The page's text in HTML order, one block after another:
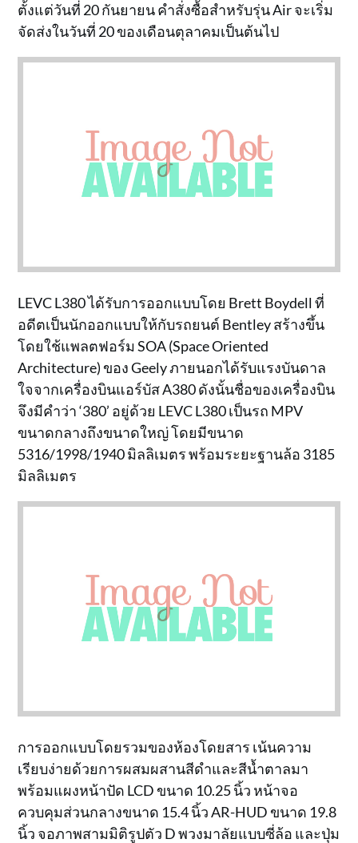
ตั้งแต่วันที่ 20 กันยายน คำสั่งซื้อสำหรับรุ่น Air จะเริ่ม
จัดส่งในวันที่ 20 ของเดือนตุลาคมเป็นต้นไป
LEVC L380 ได้รับการออกแบบโดย Brett Boydell ที่
อดีตเป็นนักออกแบบให้กับรถยนต์ Bentley สร้างขึ้น
โดยใช้แพลตฟอร์ม SOA (Space Oriented
Architecture) ของ Geely ภายนอกได้รับแรงบันดาล
ใจจากเครื่องบินแอร์บัส A380 ดังนั้นชื่อของเครื่องบิน
จึงมีคำว่า ‘380’ อยู่ด้วย LEVC L380 เป็นรถ MPV
ขนาดกลางถึงขนาดใหญ่ โดยมีขนาด
5316/1998/1940 มิลลิเมตร พร้อมระยะฐานล้อ 3185
มิลลิเมตร
การออกแบบโดยรวมของห้องโดยสาร เน้นความ
เรียบง่ายด้วยการผสมผสานสีดำและสีน้ำตาลมา
พร้อมแผงหน้าปัด LCD ขนาด 10.25 นิ้ว หน้าจอ
ควบคุมส่วนกลางขนาด 15.4 นิ้ว AR-HUD ขนาด 19.8
นิ้ว จอภาพสามมิติรูปตัว D พวงมาลัยแบบซี่ล้อ และปุ่ม